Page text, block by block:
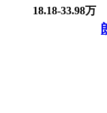
18.18-33.98万